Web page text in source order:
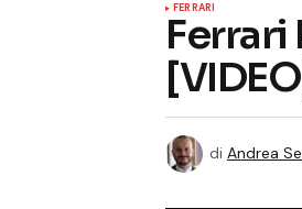
FERRARI
di Andrea